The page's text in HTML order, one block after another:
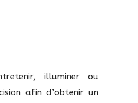
illuminer ou
afin d’obtenir un